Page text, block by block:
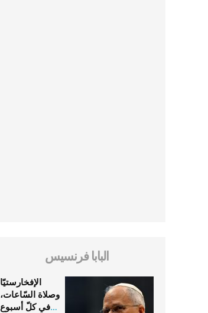
البابا فرنسيس
الإفخارستيّا
وصلاة السّاعات،
في كلّ أسبوع